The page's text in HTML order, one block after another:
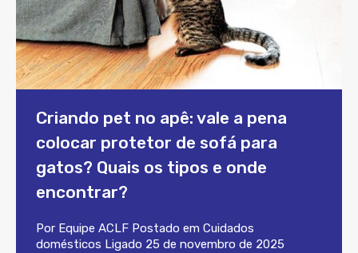
Criando pet no apê: vale a pena
colocar protetor de sofá para
gatos? Quais os tipos e onde
encontrar?
Por Equipe ACLF Postado em Cuidados
domésticos Ligado 25 de novembro de 2025